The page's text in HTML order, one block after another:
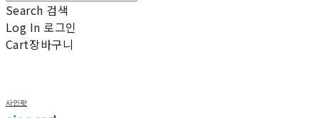
Search 검색
Log In 로그인
Cart장바구니
사인팟